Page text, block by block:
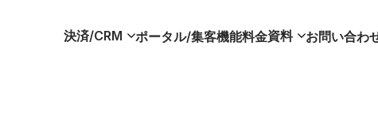
決済/CRM ポータル/集客機能料金資料 お問い合わ